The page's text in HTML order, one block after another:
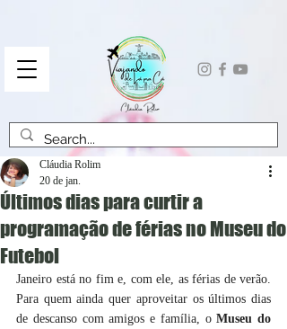
Últimos dias para curtir a
programação de férias no Museu do
Futebol
Cláudia Rolim
20 de jan.
Janeiro está no fim e, com ele, as férias de verão.
Para quem ainda quer aproveitar os últimos dias
de descanso com amigos e família, o Museu do